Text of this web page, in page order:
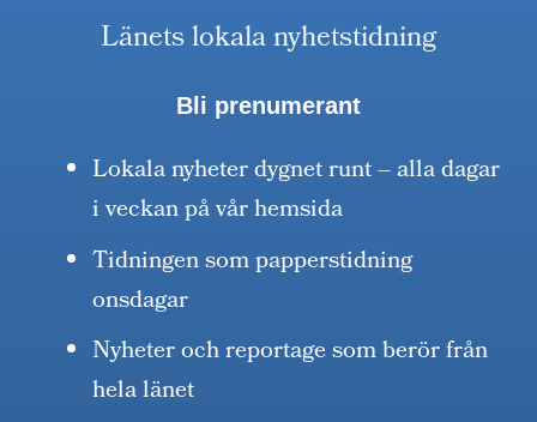
Länets lokala nyhetstidning
Bli prenumerant
Lokala nyheter dygnet runt – alla dagar
i veckan på vår hemsida
Tidningen som papperstidning
onsdagar
Nyheter och reportage som berör från
hela länet